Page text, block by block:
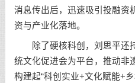
消息传出后，迅速吸引投融资
资与产业化落地。
除了硬核科创，刘思平还
统文化促进会为平台，推动非
构建起“科创实业+文化赋能+